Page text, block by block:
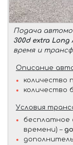
Подача
300d extra Long
время и
Описание
количество
количество
Условия
бесплатное
времени) –